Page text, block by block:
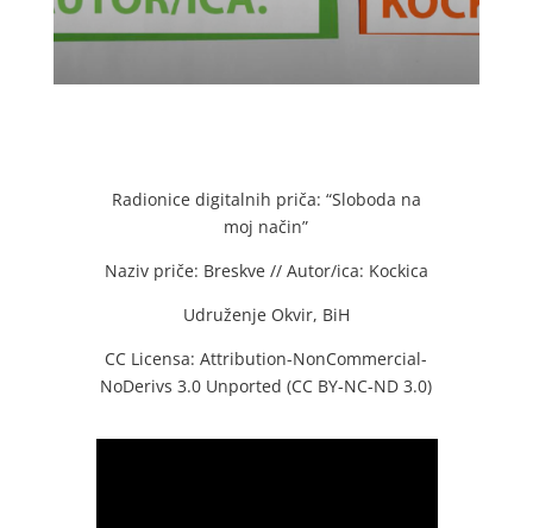
Radionice digitalnih priča: “Sloboda na
moj način”
Naziv priče: Breskve // Autor/ica: Kockica
Udruženje Okvir, BiH
CC Licensa: Attribution-NonCommercial-
NoDerivs 3.0 Unported (CC BY-NC-ND 3.0)